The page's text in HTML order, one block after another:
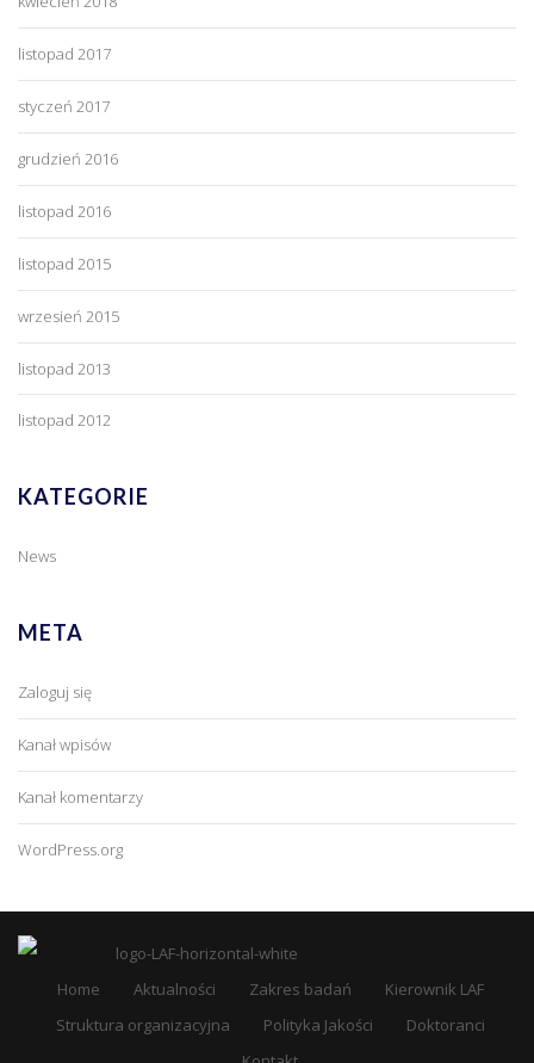
listopad 2017
styczeń 2017
grudzień 2016
listopad 2016
listopad 2015
wrzesień 2015
listopad 2013
listopad 2012
KATEGORIE
News
META
Zaloguj się
Kanał wpisów
Kanał komentarzy
WordPress.org
Home Aktualności Zakres badań
Kierownik LAF
Struktura organizacyjna
Polityka Jakości
Doktoranci